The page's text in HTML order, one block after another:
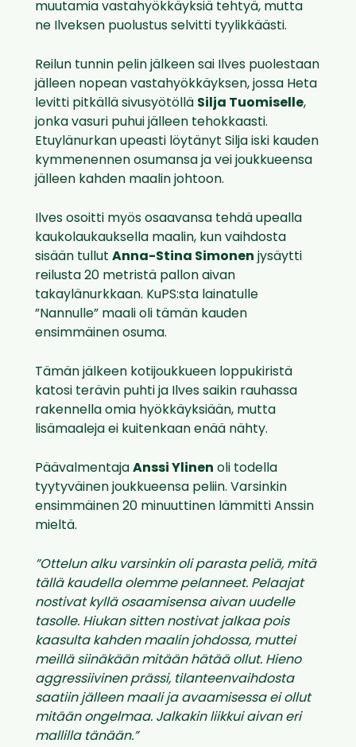
muutamia vastahyökkäyksiä tehtyä, mutta
ne Ilveksen puolustus selvitti tyylikkäästi.
Reilun tunnin pelin jälkeen sai Ilves puolestaan
jälleen nopean vastahyökkäyksen, jossa Heta
levitti pitkällä sivusyötöllä Silja Tuomiselle,
jonka vasuri puhui jälleen tehokkaasti.
Etuylänurkan upeasti löytänyt Silja iski kauden
kymmenennen osumansa ja vei joukkueensa
jälleen kahden maalin johtoon.
Ilves osoitti myös osaavansa tehdä upealla
kaukolaukauksella maalin, kun vaihdosta
sisään tullut Anna-Stina Simonen jysäytti
reilusta 20 metristä pallon aivan
takaylänurkkaan. KuPS:sta lainatulle
”Nannulle” maali oli tämän kauden
ensimmäinen osuma.
Tämän jälkeen kotijoukkueen loppukiristä
katosi terävin puhti ja Ilves saikin rauhassa
rakennella omia hyökkäyksiään, mutta
lisämaaleja ei kuitenkaan enää nähty.
Päävalmentaja Anssi Ylinen oli todella
tyytyväinen joukkueensa peliin. Varsinkin
ensimmäinen 20 minuuttinen lämmitti Anssin
mieltä.
”Ottelun alku varsinkin oli parasta peliä, mitä
tällä kaudella olemme pelanneet. Pelaajat
nostivat kyllä osaamisensa aivan uudelle
tasolle. Hiukan sitten nostivat jalkaa pois
kaasulta kahden maalin johdossa, muttei
meillä siinäkään mitään hätää ollut. Hieno
aggressiivinen prässi, tilanteenvaihdosta
saatiin jälleen maali ja avaamisessa ei ollut
mitään ongelmaa. Jalkakin liikkui aivan eri
mallilla tänään.”